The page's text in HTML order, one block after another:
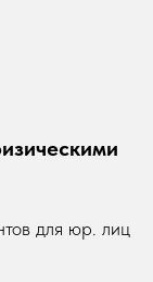
для юр. лиц